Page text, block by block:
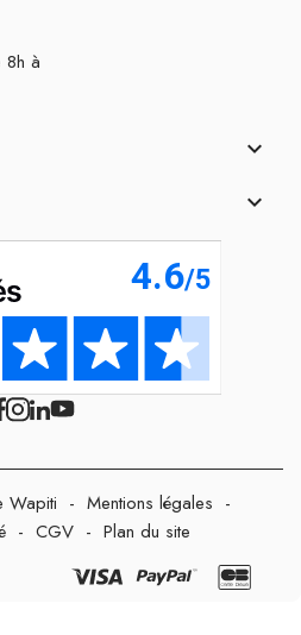
8h à


Wapiti - Mentions légales -
- CGV - Plan du site